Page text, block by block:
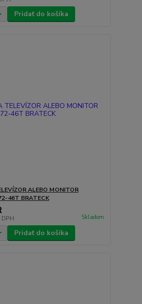
Pridať do košíka
ALEBO MONITOR
46T BRATECK
Skladom
Pridať do košíka